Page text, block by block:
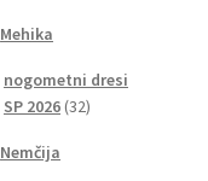
Mehika
nogometni dresi
SP 2026 3232
Nemčija